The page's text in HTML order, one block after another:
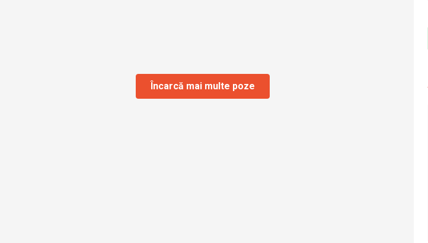
Încarcă mai multe poze